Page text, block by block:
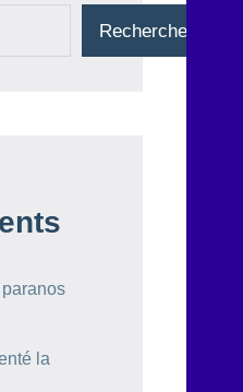
Rechercher
la